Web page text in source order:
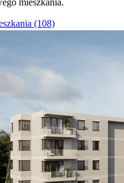
mieszkania.
(108)